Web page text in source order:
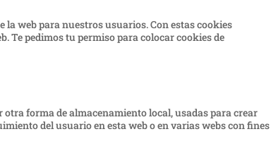
web para nuestros usuarios. Con estas cookies
Te pedimos tu permiso para colocar cookies de
forma de almacenamiento local, usadas para crear
del usuario en esta web o en varias webs con fines